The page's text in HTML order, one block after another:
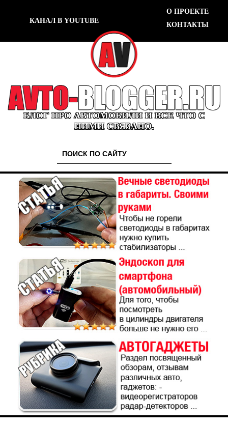
КАНАЛ В YOUTUBE
О ПРОЕКТЕ
КОНТАКТЫ
БЛОГ ПРО АВТОМОБИЛИ И ВСЕ ЧТО С
НИМИ СВЯЗАНО.